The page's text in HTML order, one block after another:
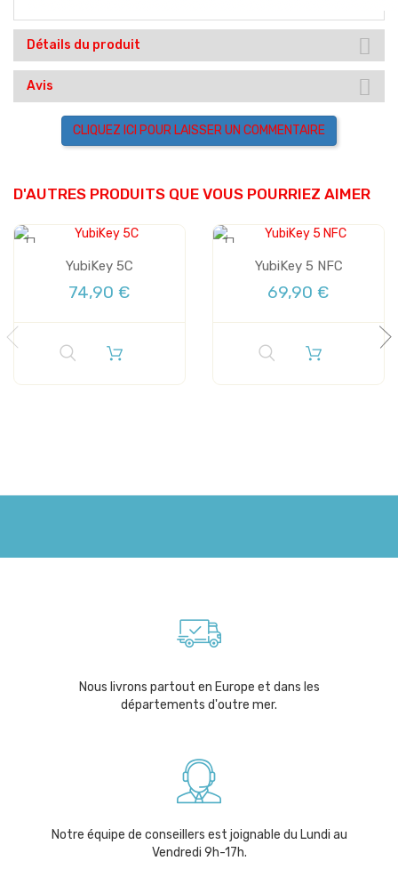
Détails du produit
Avis
CLIQUEZ ICI POUR LAISSER UN COMMENTAIRE
D'AUTRES PRODUITS QUE VOUS POURRIEZ AIMER
YubiKey 5C
74,90 €
YubiKey 5 NFC
69,90 €
Nous livrons partout en Europe et dans les
départements d'outre mer.
Notre équipe de conseillers est joignable du Lundi au
Vendredi 9h-17h.